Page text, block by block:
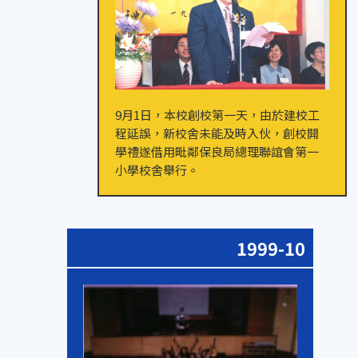
9月1日，本校創校第一天，由於建校工
程延誤，新校舍未能及時入伙，創校開
學禮遂借用毗鄰保良局總理聯誼會第一
小學校舍舉行。
1999-10